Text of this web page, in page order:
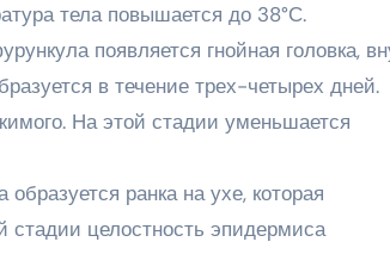
тела повышается до 38°С.
появляется гнойная головка,
в течение трех-четырех дней.
На этой стадии уменьшается
ранка на ухе, которая
стадии целостность эпидермиса